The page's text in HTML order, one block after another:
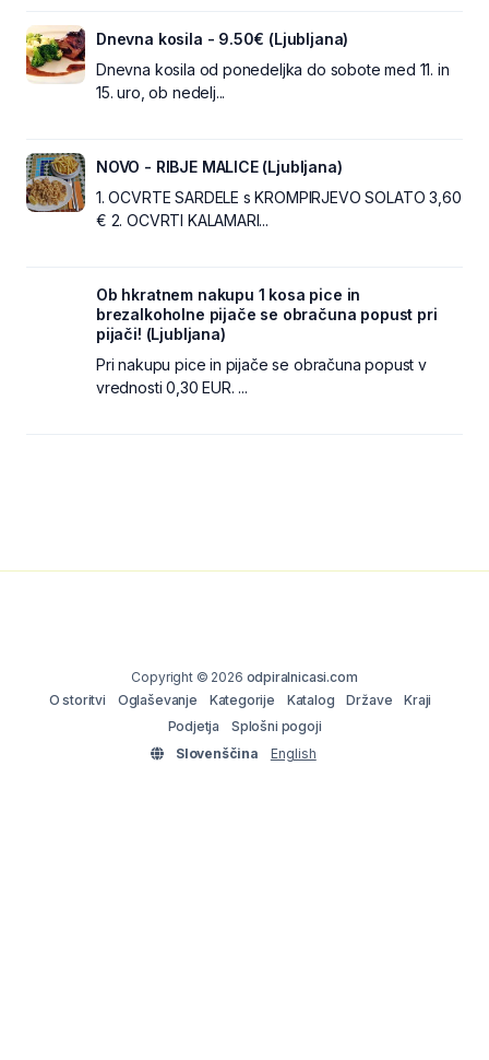
Dnevna kosila - 9.50€ (Ljubljana)
Dnevna kosila od ponedeljka do sobote med 11. in
15. uro, ob nedelj...
NOVO - RIBJE MALICE (Ljubljana)
1. OCVRTE SARDELE s KROMPIRJEVO SOLATO 3,60
€ 2. OCVRTI KALAMARI...
Ob hkratnem nakupu 1 kosa pice in
brezalkoholne pijače se obračuna popust pri
pijači! (Ljubljana)
Pri nakupu pice in pijače se obračuna popust v
vrednosti 0,30 EUR. ...
Copyright © 2026 odpiralnicasi.com
O storitvi
Oglaševanje Kategorije Katalog Države
Kraji
Podjetja
Splošni pogoji
Slovenščina
English